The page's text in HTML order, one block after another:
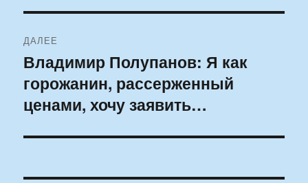
ДАЛЕЕ
Следующая
запись:
Владимир Полупанов: Я как
горожанин, рассерженный
ценами, хочу заявить…